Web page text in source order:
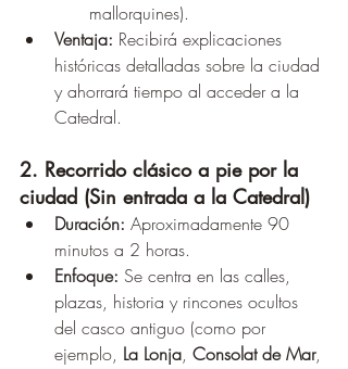
mallorquines).
Ventaja: Recibirá explicaciones
históricas detalladas sobre la ciudad
y ahorrará tiempo al acceder a la
Catedral.
2. Recorrido clásico a pie por la
ciudad (Sin entrada a la Catedral)
Duración: Aproximadamente 90
minutos a 2 horas.
Enfoque: Se centra en las calles,
plazas, historia y rincones ocultos
del casco antiguo (como por
ejemplo, La Lonja, Consolat de Mar,